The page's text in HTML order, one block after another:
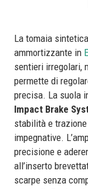
La tomaia
ammortizzante in
sentieri irregolari,
permette di
precisa. La suola
Impact Brake
stabilità e
impegnative.
precisione e
all’inserto
scarpe senza